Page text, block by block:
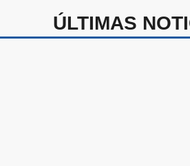
ÚLTIMAS